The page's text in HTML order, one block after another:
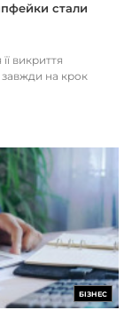
стали
викриття
на крок
БІЗНЕС